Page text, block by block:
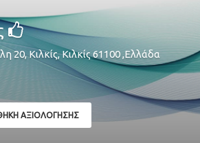
20,Κιλκίς,Κιλκίς61100,Ελλάδα
ΑΞΙΟΛΌΓΗΣΗΣ